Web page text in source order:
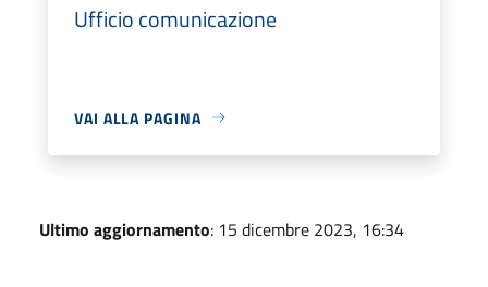
Ufficio comunicazione
VAI ALLA PAGINA
Ultimo aggiornamento: 15 dicembre 2023, 16:34